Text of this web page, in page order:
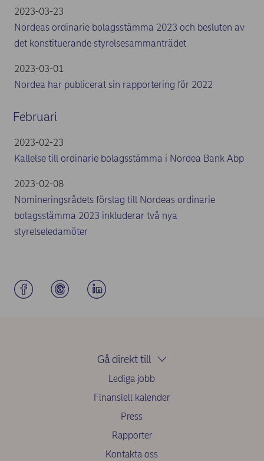
2023-03-23
Nordeas ordinarie bolagsstämma 2023 och besluten av
det konstituerande styrelsesammanträdet
2023-03-01
Nordea har publicerat sin rapportering för 2022
Februari
2023-02-23
Kallelse till ordinarie bolagsstämma i Nordea Bank Abp
2023-02-08
Nomineringsrådets förslag till Nordeas ordinarie
bolagsstämma 2023 inkluderar två nya
styrelseledamöter
Gå direkt till
Lediga jobb
Finansiell kalender
Press
Rapporter
Kontakta oss